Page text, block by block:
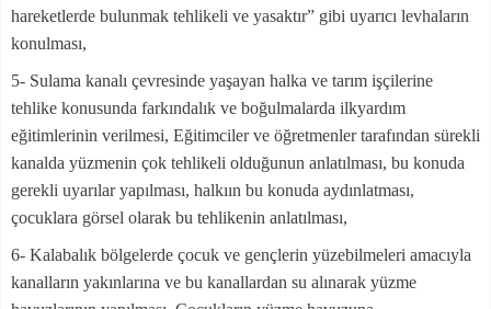
hareketlerde bulunmak tehlikeli ve yasaktır” gibi uyarıcı levhaların
konulması,
5- Sulama kanalı çevresinde yaşayan halka ve tarım işçilerine
tehlike konusunda farkındalık ve boğulmalarda ilkyardım
eğitimlerinin verilmesi, Eğitimciler ve öğretmenler tarafından sürekli
kanalda yüzmenin çok tehlikeli olduğunun anlatılması, bu konuda
gerekli uyarılar yapılması, halkıın bu konuda aydınlatması,
çocuklara görsel olarak bu tehlikenin anlatılması,
6- Kalabalık bölgelerde çocuk ve gençlerin yüzebilmeleri amacıyla
kanalların yakınlarına ve bu kanallardan su alınarak yüzme